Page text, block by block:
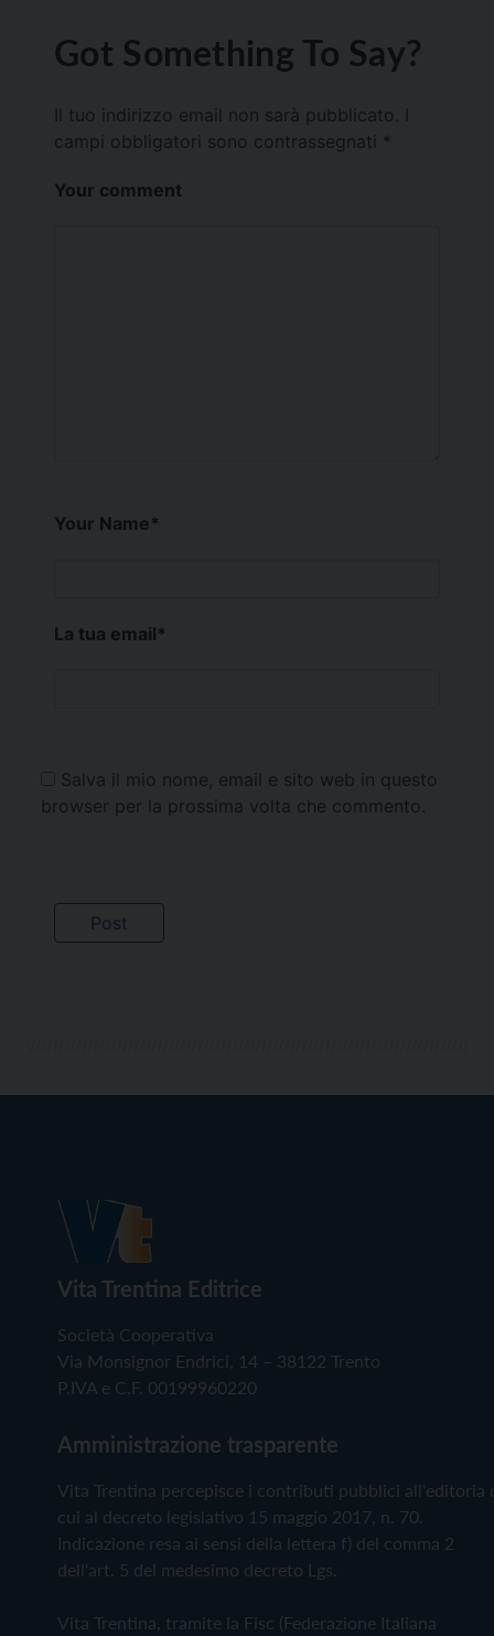
Got Something To Say?
Il tuo indirizzo email non sarà pubblicato.
campi obbligatori sono contrassegnati *
Your comment
Your Name*
La tua email*
Salva il mio nome, email e sito web in questo
browser per la prossima volta che commento.
Vita Trentina Editrice
Società Cooperativa
Via Monsignor Endrici, 14 – 38122 Trento
P.IVA e C.F. 00199960220
Amministrazione trasparente
Vita Trentina percepisce i contributi pubblici all'editoria
cui al decreto legislativo 15 maggio 2017, n. 70.
Indicazione resa ai sensi della lettera f) del comma 2
dell'art. 5 del medesimo decreto Lgs.
Vita Trentina, tramite la Fisc (Federazione Italiana